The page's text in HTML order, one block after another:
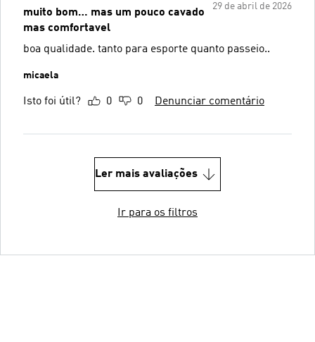
29 de abril de 2026
muito bom… mas um pouco cavado
mas comfortavel
boa qualidade. tanto para esporte quanto passeio..
micaela
Isto foi útil? 0 0 Denunciar comentário
Ler mais avaliações
Ir para os filtros